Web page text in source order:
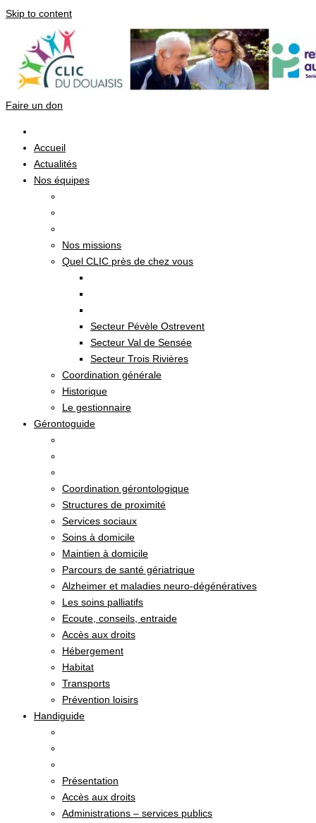
Skip to content
Faire un don
Accueil
Actualités
Nos équipes
Nos missions
Quel CLIC près de chez vous
Secteur Pévèle Ostrevent
Secteur Val de Sensée
Secteur Trois Rivières
Coordination générale
Historique
Le gestionnaire
Gérontoguide
Coordination gérontologique
Structures de proximité
Services sociaux
Soins à domicile
Maintien à domicile
Parcours de santé gériatrique
Alzheimer et maladies neuro-dégénératives
Les soins palliatifs
Ecoute, conseils, entraide
Accès aux droits
Hébergement
Habitat
Transports
Prévention loisirs
Handiguide
Présentation
Accès aux droits
Administrations – services publics